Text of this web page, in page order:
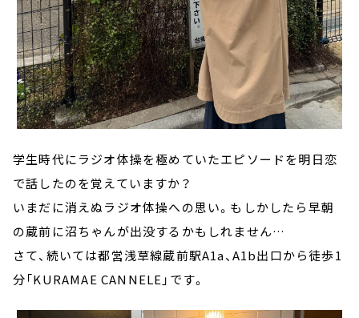
学生時代にラジオ体操を極めていたエピソードを明日恋
で話したのを覚えていますか？
いまだに消えぬラジオ体操への思い。もしかしたら早朝
の蔵前に沼ちゃんが出没するかもしれません…
さて、続いては都営浅草線蔵前駅A1a、A1b出口から徒歩1
分「KURAMAE CANNELE」です。